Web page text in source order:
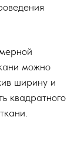
можно
ширину и
квадратного